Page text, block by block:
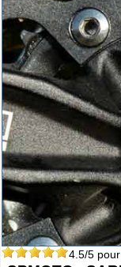
4.5/5 pour